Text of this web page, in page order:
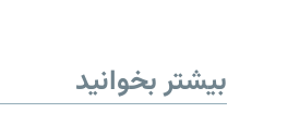
بیشتر بخوانید